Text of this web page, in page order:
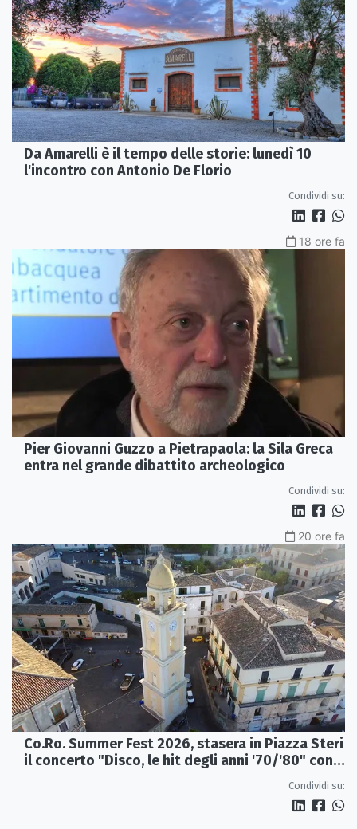
Da Amarelli è il tempo delle storie: lunedì 10
l'incontro con Antonio De Florio
Condividi su:
18 ore fa
Pier Giovanni Guzzo a Pietrapaola: la Sila Greca
entra nel grande dibattito archeologico
Condividi su:
20 ore fa
Co.Ro. Summer Fest 2026, stasera in Piazza Steri
il concerto "Disco, le hit degli anni '70/'80" con
Condividi su: